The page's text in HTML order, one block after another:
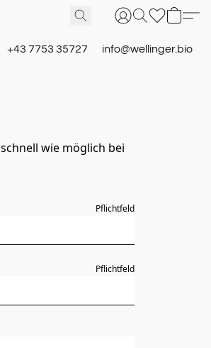
+43 7753 35727 info@wellinger.bio
wie möglich bei
Pflichtfeld
Pflichtfeld